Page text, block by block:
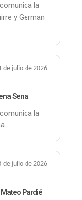
la
y German
de julio de 2026
Sena
la
de julio de 2026
Pardié